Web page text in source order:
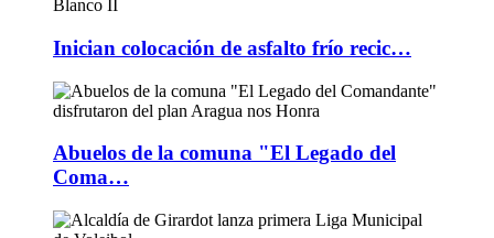
Inician colocación de asfalto frío recic…
Abuelos de la comuna "El Legado del
Coma…